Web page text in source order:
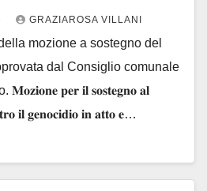
GRAZIAROSA VILLANI
mozione a sostegno del
dal Consiglio comunale
𝐩𝐞𝐫 𝐢𝐥 𝐬𝐨𝐬𝐭𝐞𝐠𝐧𝐨 𝐚𝐥
𝐢𝐥 𝐠𝐞𝐧𝐨𝐜𝐢𝐝𝐢𝐨 𝐢𝐧 𝐚𝐭𝐭𝐨 𝐞…